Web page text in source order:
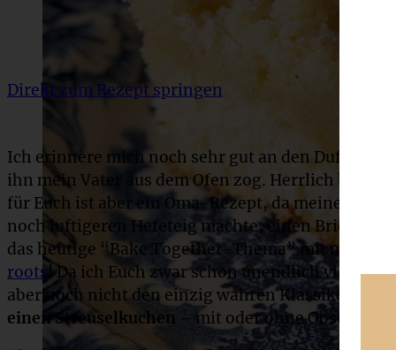
Direkt zum Rezept springen
Ich erinnere mich noch sehr gut an den Duft von
ihn mein Vater aus dem Ofen zog. Herrlich buttrig
für Euch ist aber ein Oma-Rezept, da meine Oma
noch luftigeren Hefeteig machte, einen
das heutige “Bake Together-Thema” mit meinem
roots! Da ich Euch zwar schon unendlich viele
aber noch nicht den einzig wahren Klassiker,
einen Streuselkuchen – mit oder ohne Obst –